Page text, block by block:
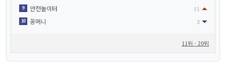
9 안전놀이터 11
10 꽁머니 3
11위 - 20위